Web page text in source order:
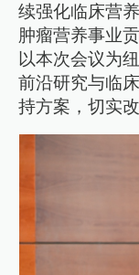
续强化临床营
肿瘤营养事业
以本次会议为
前沿研究与临
持方案，切实